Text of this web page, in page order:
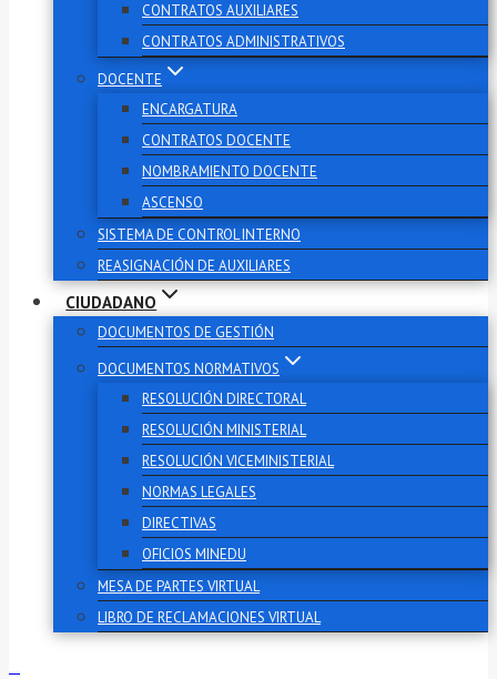
CONTRATOS AUXILIARES
CONTRATOS ADMINISTRATIVOS
DOCENTE
ENCARGATURA
CONTRATOS DOCENTE
NOMBRAMIENTO DOCENTE
ASCENSO
SISTEMA DE CONTROL INTERNO
REASIGNACIÓN DE AUXILIARES
CIUDADANO
DOCUMENTOS DE GESTIÓN
DOCUMENTOS NORMATIVOS
RESOLUCIÓN DIRECTORAL
RESOLUCIÓN MINISTERIAL
RESOLUCIÓN VICEMINISTERIAL
NORMAS LEGALES
DIRECTIVAS
OFICIOS MINEDU
MESA DE PARTES VIRTUAL
LIBRO DE RECLAMACIONES VIRTUAL